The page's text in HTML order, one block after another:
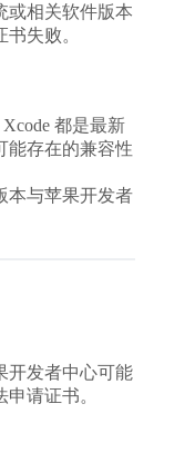
或相关软件版本
失败。
Xcode 都是最新
能存在的兼容性
本与苹果开发者
开发者中心可能
请证书。